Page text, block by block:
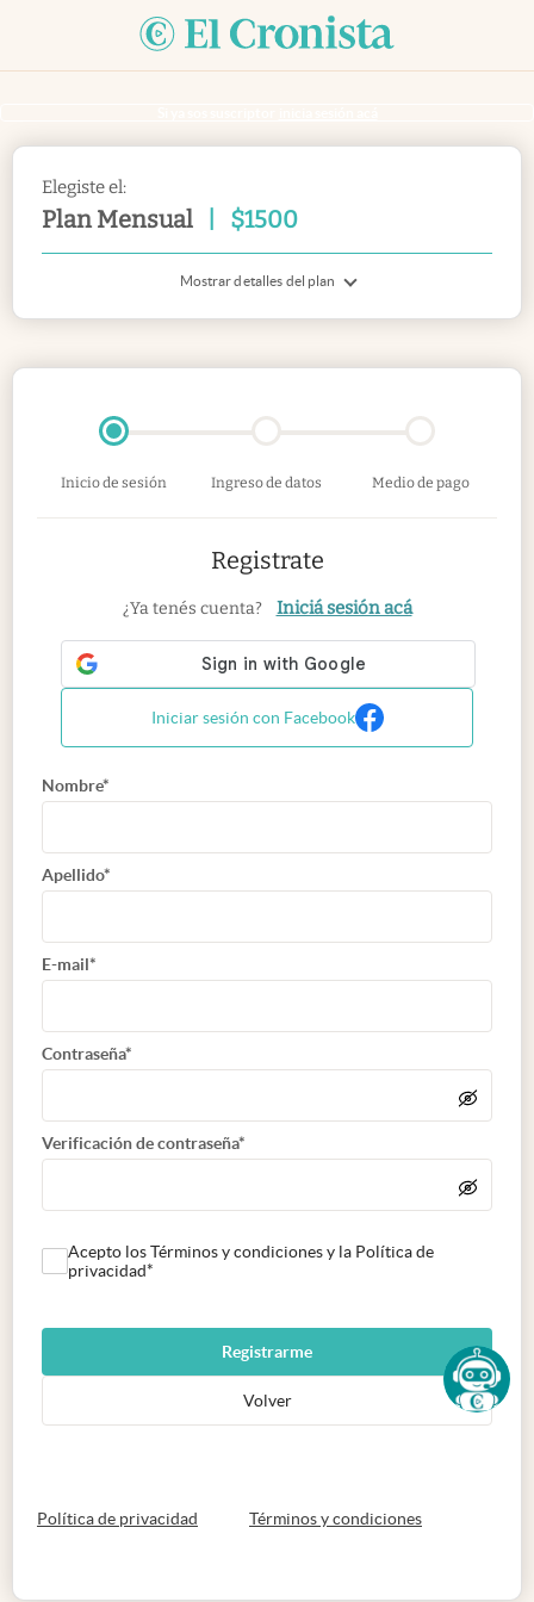
Elegiste el:
Plan Mensual $1500
Mostrar detalles del plan
Inicio de sesión Ingreso de datos Medio de pago
Registrate
¿Ya tenés cuenta? Iniciá sesión acá
Iniciar sesión con Facebook
Nombre*
Apellido*
E-mail*
Contraseña*
Verificación de contraseña*
Acepto los Términos y condiciones y la Política de
privacidad*
Registrarme
Volver
Política de privacidad abre en nueva pestaña
Términos y condicionesabre en nueva